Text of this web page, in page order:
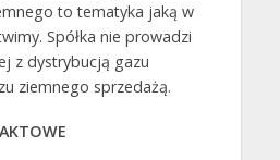
to tematyka jaką w
Spółka nie prowadzi
z dystrybucją gazu
ziemnego sprzedażą.